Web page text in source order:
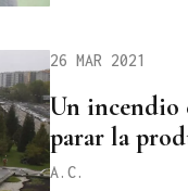
26 MAR 2021
Un incendio
parar la
A.C.